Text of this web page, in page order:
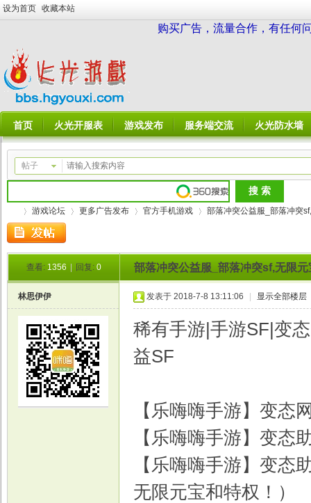
设为首页 收藏本站
购买广告，流量合作，有任何
首页 火光开服表 游戏发布 服务端交流 火光防水墙
帖子
游戏论坛
›
更多广告发布 官方手机游戏
›
部落冲突公益服_部落冲突
查看: 1356 回复: 0 部落冲突公益服_部落冲突sf,无限
林思伊伊 发表于 2018-7-8 13:11:06 显示全部楼层
稀有手游|手游SF|变
益SF
【乐嗨嗨手游】变态
【乐嗨嗨手游】变态
【乐嗨嗨手游】变态
无限元宝和特权！）